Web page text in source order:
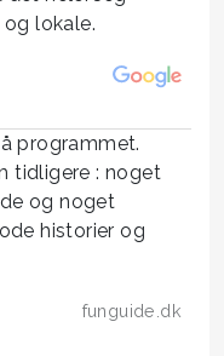
lokale.
programmet.
tidligere : noget
og noget
historier og
funguide.dk